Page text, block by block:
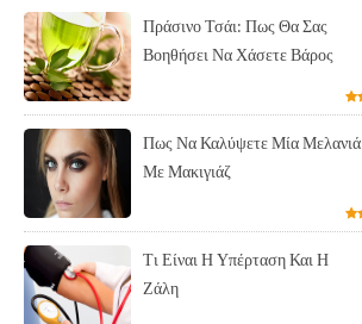
Πράσινο Τσάι: Πως Θα Σας
Βοηθήσει Να Χάσετε Βάρος
Πως Να Καλύψετε Μία Μελανιά
Με Μακιγιάζ
Τι Είναι Η Υπέρταση Και Η
Ζάλη